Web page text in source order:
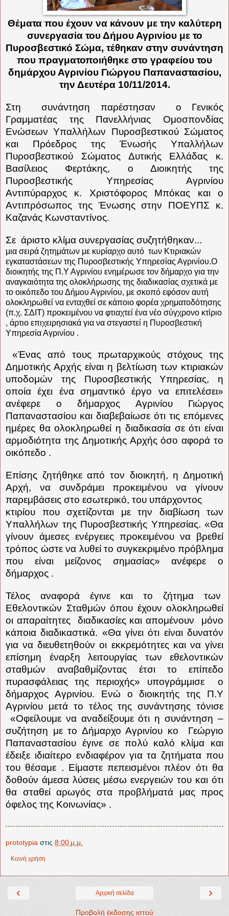
Θέματα που έχουν να κάνουν με την καλύτερη
συνεργασία του Δήμου Αγρινίου με το
Πυροσβεστικό Σώμα, τέθηκαν στην συνάντηση
που πραγματοποιήθηκε στο γραφείου του
δημάρχου Αγρινίου Γιώργου Παπαναστασίου,
την Δευτέρα 10/11/2014.
Στη συνάντηση παρέστησαν
ο Γενικός
Γραμματέας της Πανελλήνιας Ομοσπονδίας
Ενώσεων Υπαλλήλων Πυροσβεστικού Σώματος
και Πρόεδρος της Ένωσής Υπαλλήλων
Πυροσβεστικού Σώματος Δυτικής Ελλάδας κ.
Βασίλειος Φερτάκης, ο Διοικητής της
Πυροσβεστικής Υπηρεσίας Αγρινίου
Αντιπύραρχος κ. Χριστόφορος Μπόκας και ο
Αντιπρόσωπος της Ένωσης στην ΠΟΕΥΠΣ κ.
Καζανάς Κωνσταντίνος.
Σε άριστο κλίμα συνεργασίας συζητήθηκαν...
μια σειρά ζητημάτων με κυρίαρχο αυτό των Κτιριακών
εγκαταστάσεων της Πυροσβεστικής Υπηρεσίας Αγρινίου.Ο
διοικητής της Π.Υ Αγρινίου ενημέρωσε τον δήμαρχο για την
αναγκαιότητα της ολοκλήρωσης της διαδικασίας σχετικά με
το οικόπεδο του Δήμου Αγρινίου, με σκοπό εφόσον αυτή
ολοκληρωθεί να ενταχθεί σε κάποιο φορέα χρηματοδότησης
(π.χ. ΣΔΙΤ) προκειμένου να φτιαχτεί ένα νέο σύγχρονο κτίριο
, άρτιο επιχειρησιακά για να στεγαστεί η Πυροσβεστική
Υπηρεσία Αγρινίου .
«Ένας από τους πρωταρχικούς στόχους της
Δημοτικής Αρχής είναι η βελτίωση των κτιριακών
υποδομών της Πυροσβεστικής Υπηρεσίας, η
οποία έχει ένα σημαντικό έργο να επιτελέσει»
ανέφερε ο δήμαρχος Αγρινίου Γιώργος
Παπαναστασίου και διαβεβαίωσε ότι τις επόμενες
ημέρες θα ολοκληρωθεί η διαδικασία σε ότι είναι
αρμοδιότητα της Δημοτικής Αρχής όσο αφορά το
οικόπεδο .
Επίσης ζητήθηκε από τον διοικητή, η Δημοτική
Αρχή, να συνδράμει προκειμένου να γίνουν
παρεμβάσεις στο εσωτερικό, του υπάρχοντος
κτιρίου που σχετίζονται με την διαβίωση των
Υπαλλήλων της Πυροσβεστικής Υπηρεσίας. «Θα
γίνουν άμεσες ενέργειες προκειμένου να βρεθεί
τρόπος ώστε να λυθεί το συγκεκριμένο πρόβλημα
που είναι μείζονος σημασίας» ανέφερε ο
δήμαρχος .
Τέλος αναφορά έγινε και το ζήτημα των
Εθελοντικών Σταθμών όπου έχουν ολοκληρωθεί
οι απαραίτητες
διαδικασίες και απομένουν
μόνο
κάποια διαδικαστικά. «Θα γίνει ότι είναι δυνατόν
για να διευθετηθούν οι εκκρεμότητες και να γίνει
επίσημη έναρξη λειτουργίας των εθελοντικών
σταθμών αναβαθμίζοντας έτσι το επίπεδο
πυρασφάλειας της περιοχής» υπογράμμισε
ο
δήμαρχος Αγρινίου. Ενώ ο διοικητής της Π.Υ
Αγρινίου μετά το τέλος της συνάντησης τόνισε
«Οφείλουμε να αναδείξουμε ότι η συνάντηση –
συζήτηση με το Δήμαρχο Αγρινίου κο
Γεώργιο
Παπαναστασίου έγινε σε πολύ καλό κλίμα και
έδειξε ιδιαίτερο ενδιαφέρον για τα ζητήματα που
του θέσαμε . Είμαστε πεπεισμένοι πλέον ότι θα
δοθούν άμεσα λύσεις μέσω ενεργειών του και ότι
θα σταθεί αρωγός στα προβλήματά μας προς
όφελος της Κοινωνίας» .
prototypia στις 8:00 μ.μ.
Κοινή χρήση
‹ ›
Αρχική σελίδα
Προβολή έκδοσης ιστού